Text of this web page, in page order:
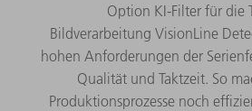
Option KI-Filter für die
Bildverarbeitung VisionLine
hohen Anforderungen der
Qualität und Taktzeit. So
Produktionsprozesse noch